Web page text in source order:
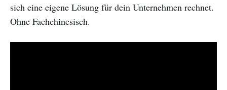
sich eine eigene Lösung für dein Unternehmen rechnet.
Ohne Fachchinesisch.